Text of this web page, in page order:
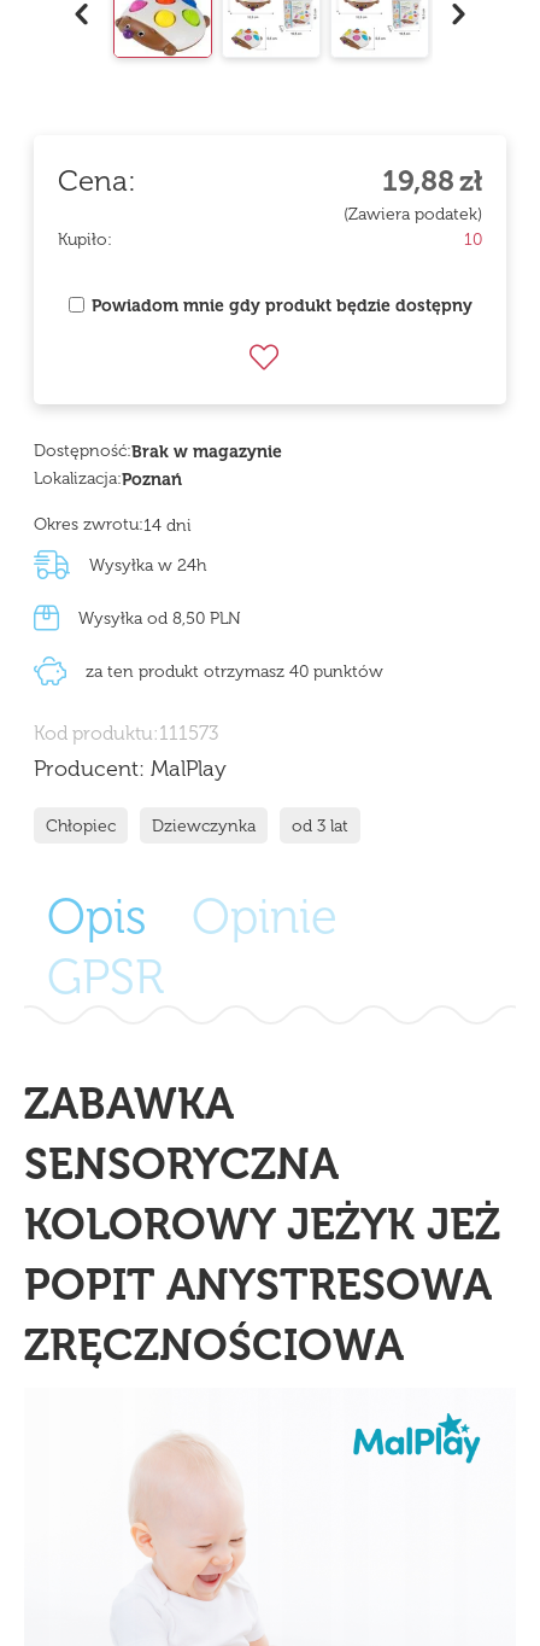
Cena: 19,88zł
(Zawiera podatek)
Kupiło:
10
Powiadom mnie gdy produkt będzie dostępny
Dostępność:Brak w magazynie
Lokalizacja:Poznań
Okres zwrotu:14 dni
za ten produkt otrzymasz 40 punktów
Wysyłka w 24h
Wysyłka od 8,50 PLN
Kod produktu:111573
Producent: MalPlay
Chłopiec Dziewczynka od 3 lat
Opis
Opinie
GPSR
ZABAWKA
SENSORYCZNA
KOLOROWY JEŻYK JEŻ
POPIT ANYSTRESOWA
ZRĘCZNOŚCIOWA